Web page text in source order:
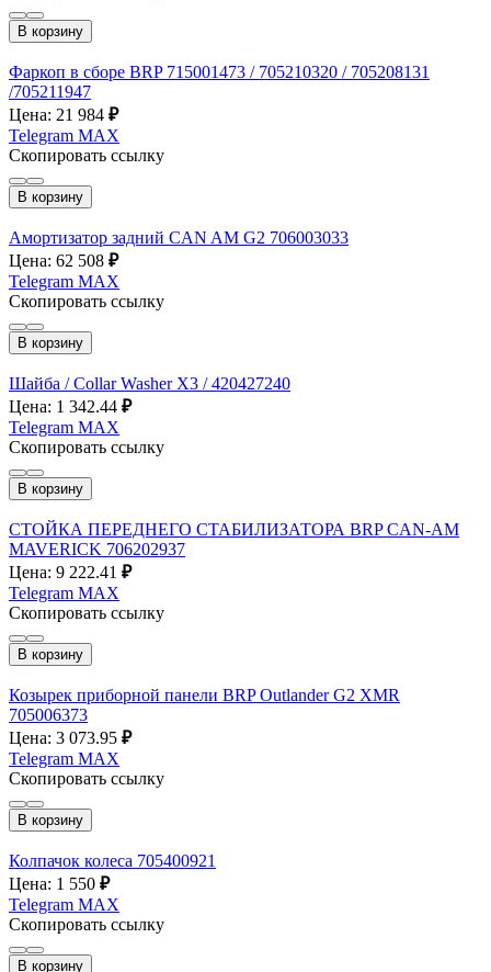
В корзину
Фаркоп в сборе BRP 715001473 / 705210320 / 705208131
/705211947
Цена: 21 984 ₽
Telegram MAX
Скопировать ссылку
В корзину
Амортизатор задний CAN AM G2 706003033
Цена: 62 508 ₽
Telegram MAX
Скопировать ссылку
В корзину
Шайба / Collar Washer X3 / 420427240
Цена: 1 342.44 ₽
Telegram MAX
Скопировать ссылку
В корзину
СТОЙКА ПЕРЕДНЕГО СТАБИЛИЗАТОРА BRP CAN-AM
MAVERICK 706202937
Цена: 9 222.41 ₽
Telegram MAX
Скопировать ссылку
В корзину
Козырек приборной панели BRP Outlander G2 XMR
705006373
Цена: 3 073.95 ₽
Telegram MAX
Скопировать ссылку
В корзину
Колпачок колеса 705400921
Цена: 1 550 ₽
Telegram MAX
Скопировать ссылку
В корзину